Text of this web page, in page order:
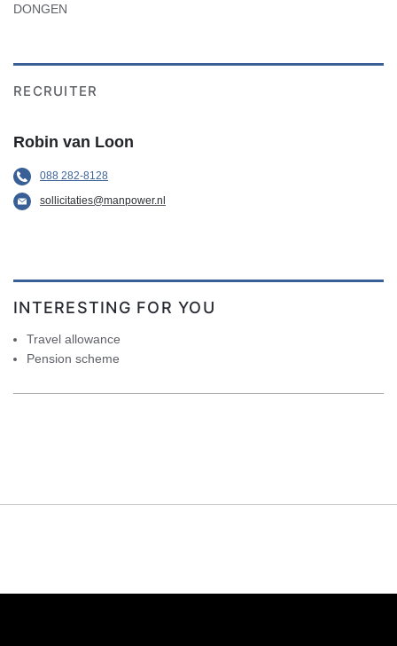
DONGEN
RECRUITER
Robin van Loon
088 282-8128
sollicitaties@manpower.nl
INTERESTING FOR YOU
Travel allowance
Pension scheme